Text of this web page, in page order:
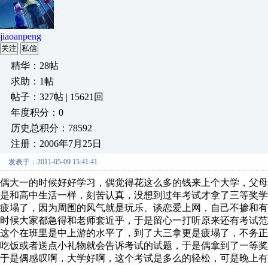
jiaoanpeng
关注 私信
精华：28帖
求助：1帖
帖子：327帖 | 15621回
年度积分：0
历史总积分：78592
注册：2006年7月25日
发表于：2011-05-09 15:41:41
偶大一的时候好好学习，偶觉得花这么多的钱来上个大学，父
是和高中生活一样，刻苦认真，没想到过年考试才拿了三等奖
疲塌了，因为周围的风气就是玩乐、谈恋爱上网，自己不掺和
时候大家都急得和老师套近乎，于是留心一打听原来还有考试
这个在班里是中上游的水平了，到了大三拿更是疲塌了，不务
吃饭或者送点小礼物就会告诉考试的试题，于是偶拿到了一等
于是偶感叹啊，大学好啊，这个考试是多么的轻松，可是晚上